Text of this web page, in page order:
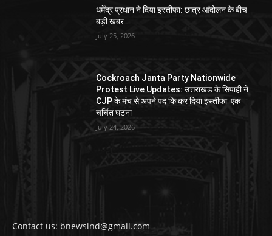
धर्मेंद्र प्रधान ने दिया इस्तीफा: छात्र आंदोलन के बीच
बड़ी खबर
July 25, 2026
Cockroach Janta Party Nationwide
Protest Live Updates: उत्तराखंड के सिपाही ने
CJP के मंच से अपने पद कि कर दिया इस्तीफा एक
चर्चित घटना
July 24, 2026
Contact us: bnewsind@gmail.com